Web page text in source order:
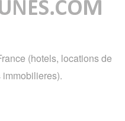
(hotels, locations de